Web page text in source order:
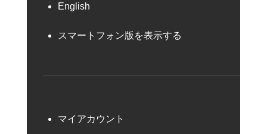
English
スマートフォン版を表示する
マイアカウント